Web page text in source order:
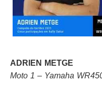
ADRIEN METGE
Moto 1 – Yamaha